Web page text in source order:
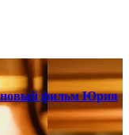
новый фильм Юрия